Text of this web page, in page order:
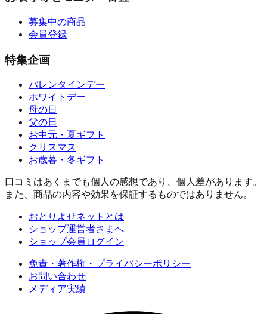
募集中の商品
会員登録
特集企画
バレンタインデー
ホワイトデー
母の日
父の日
お中元・夏ギフト
クリスマス
お歳暮・冬ギフト
口コミはあくまでも個人の感想であり、個人差があります。
また、商品の内容や効果を保証するものではありません。
おとりよせネットとは
ショップ運営者さまへ
ショップ会員ログイン
免責・著作権・プライバシーポリシー
お問い合わせ
メディア実績